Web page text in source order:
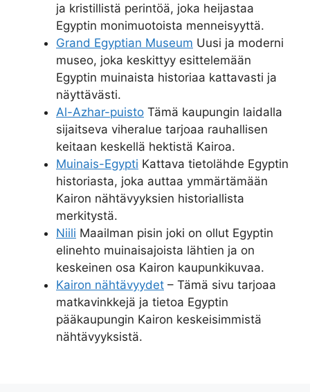
ja kristillistä perintöä, joka heijastaa
Egyptin monimuotoista menneisyyttä.
Grand Egyptian Museum Uusi ja moderni
museo, joka keskittyy esittelemään
Egyptin muinaista historiaa kattavasti ja
näyttävästi.
Al-Azhar-puisto Tämä kaupungin laidalla
sijaitseva viheralue tarjoaa rauhallisen
keitaan keskellä hektistä Kairoa.
Muinais-Egypti Kattava tietolähde Egyptin
historiasta, joka auttaa ymmärtämään
Kairon nähtävyyksien historiallista
merkitystä.
Niili Maailman pisin joki on ollut Egyptin
elinehto muinaisajoista lähtien ja on
keskeinen osa Kairon kaupunkikuvaa.
Kairon nähtävyydet – Tämä sivu tarjoaa
matkavinkkejä ja tietoa Egyptin
pääkaupungin Kairon keskeisimmistä
nähtävyyksistä.